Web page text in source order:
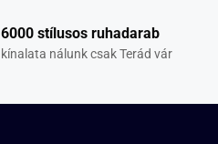
6000 stílusos ruhadarab
kínalata nálunk csak Terád vár